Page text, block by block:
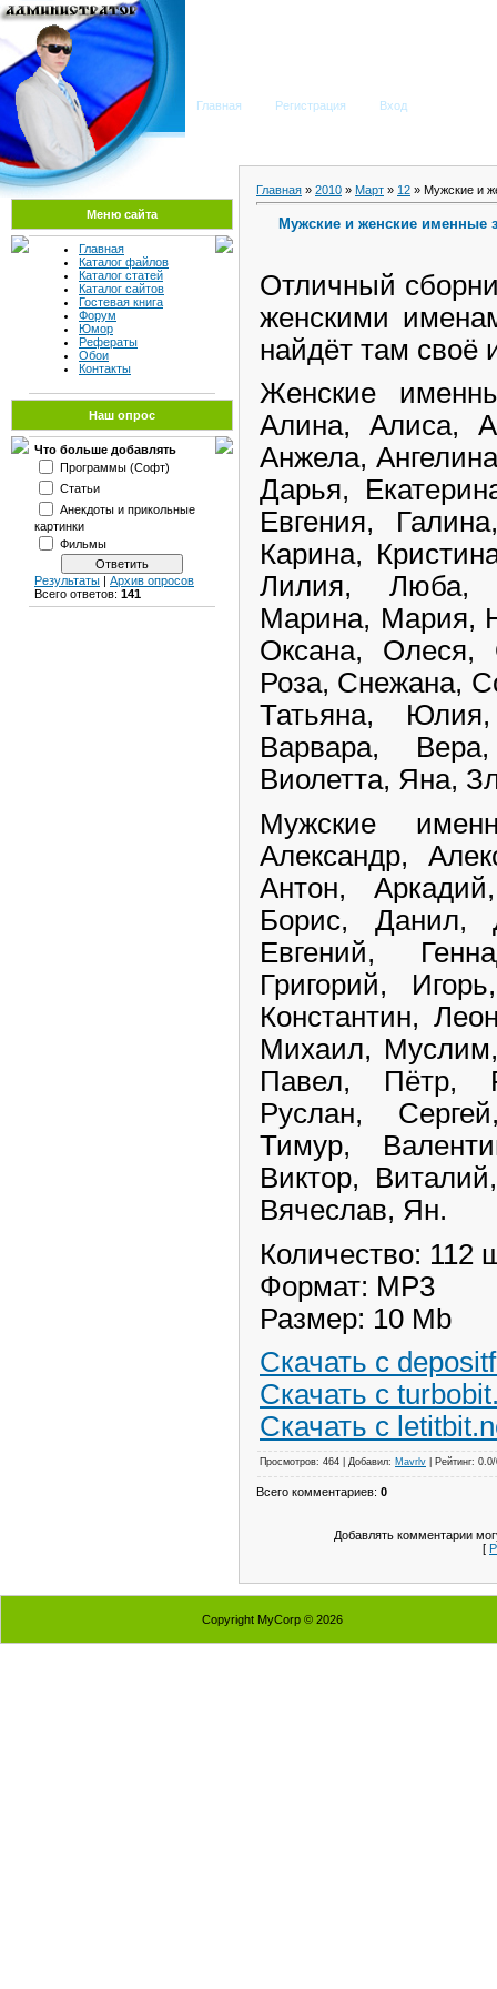
Главная Регистрация Вход
Меню сайта
Главная
Каталог файлов
Каталог статей
Каталог сайтов
Гостевая книга
Форум
Юмор
Рефераты
Обои
Контакты
Наш опрос
Что больше добавлять
Программы (Софт)
Статьи
Анекдоты и прикольные
картинки
Фильмы
Результаты | Архив опросов
Всего ответов: 141
Главная » 2010 » Март » 12 » Мужские и
Мужские и женские именные
Отличный
женскими
найдёт там своё
Женские
Алина, Алиса,
Анжела,
Дарья,
Евгения,
Карина,
Лилия, Люба,
Марина, Мария,
Оксана, Олеся,
Роза, Снежана,
Татьяна,
Варвара,
Виолетта, Яна,
Мужские
Александр,
Антон,
Борис, Данил,
Евгений,
Григорий,
Константин,
Михаил,
Павел, Пётр,
Руслан,
Тимур,
Виктор,
Вячеслав, Ян.
Количество: 112
Формат: MP3
Размер: 10 Mb
Скачать с
Скачать с
Скачать с
Просмотров: 464 | Добавил: Mavrlv | Рейтинг:
Всего комментариев: 0
Добавлять комментарии
[
Copyright MyCorp © 2026